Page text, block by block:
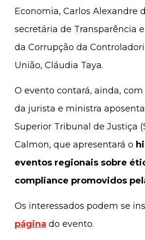
Economia, Carlos Alexandre
secretária de Transparência
da Corrupção da
União, Cláudia Taya.
O evento contará, ainda, com
da jurista e ministra
Superior Tribunal de Justiça
Calmon, que apresentará o
eventos regionais sobre
compliance promovidos
Os interessados podem se
página do evento.